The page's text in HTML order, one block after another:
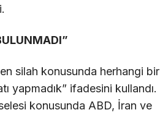
silah konusunda herhangi bir
yapmadık” ifadesini kullandı.
konusunda ABD, İran ve